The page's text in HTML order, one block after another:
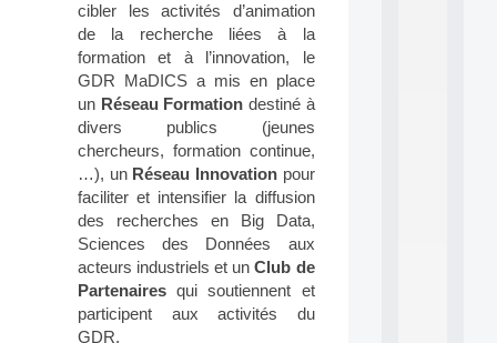
cibler les activités d’animation
de la recherche liées à la
formation et à l’innovation, le
GDR MaDICS a mis en place
un Réseau Formation destiné à
divers publics (jeunes
chercheurs, formation continue,
…), un Réseau Innovationpour
faciliter et intensifier la diffusion
des recherches en Big Data,
Sciences des Données aux
acteurs industriels et unClub de
Partenaires qui soutiennent et
participent aux activités du
GDR.